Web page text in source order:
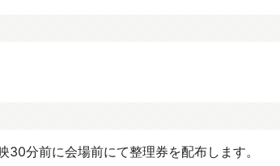
30分前に会場前にて整理券を配布します。